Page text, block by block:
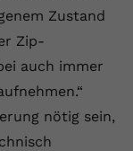
Zustand
Zip-
auch immer
nötig sein,
um die
zu
YouTube-